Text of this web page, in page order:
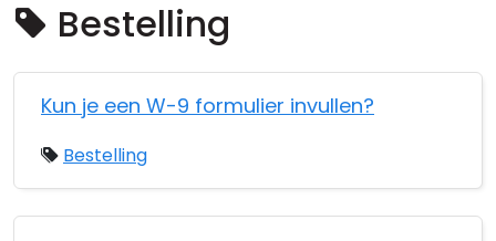
Bestelling
Kun je een W-9 formulier invullen?
Bestelling
Cloud & On-Premise